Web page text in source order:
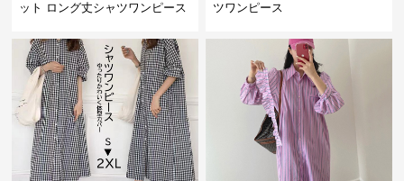
ット ロング丈シャツワンピース
ツワンピース